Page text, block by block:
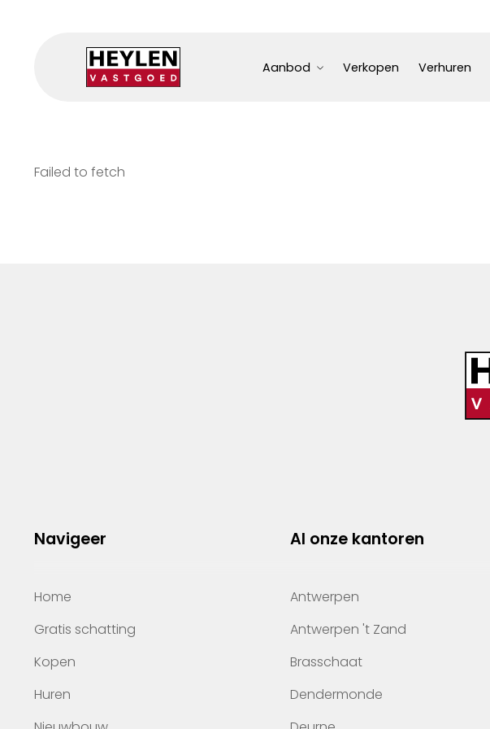
Aanbod Verkopen Verhuren
Failed to fetch
Navigeer
Home
Gratis schatting
Kopen
Huren
Al onze kantoren
Antwerpen
Antwerpen 't Zand
Brasschaat
Dendermonde